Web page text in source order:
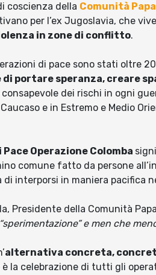
coscienza della Comunità Papa
per l’ex Jugoslavia, che
in zone di conflitto.
di pace sono stati oltre
di portare speranza, creare
consapevole dei rischi in ogni
e in Estremo e Medio
Operazione Colomba
comune fatto da persone
interporsi in maniera pacifica
Presidente della Comunità
e men che
alternativa concreta,
è la celebrazione di tutti gli